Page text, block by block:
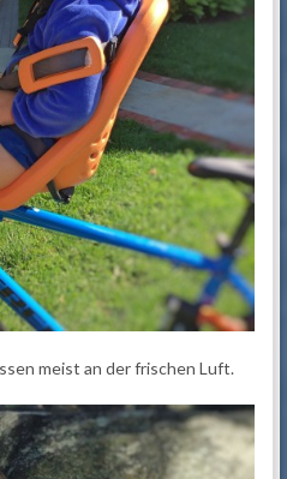
meist an der frischen Luft.